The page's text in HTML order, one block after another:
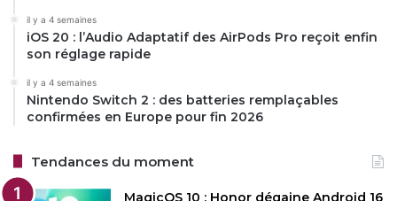
il y a 4 semaines
iOS 20 : l’Audio Adaptatif des AirPods Pro reçoit enfin
son réglage rapide
il y a 4 semaines
Nintendo Switch 2 : des batteries remplaçables
confirmées en Europe pour fin 2026
Tendances du moment
MagicOS 10 : Honor dégaine Android 16